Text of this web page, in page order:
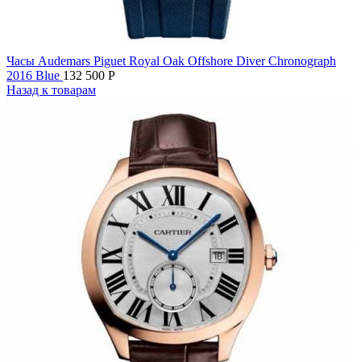
Часы Audemars Piguet Royal Oak Offshore Diver Chronograph
2016 Blue 132 500 Р
Назад к товарам